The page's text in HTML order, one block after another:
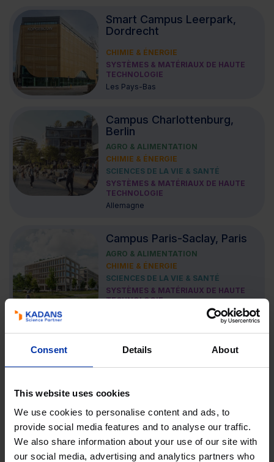
Consent Details About
This website uses cookies
We use cookies to personalise content and ads, to
provide social media features and to analyse our traffic.
We also share information about your use of our site with
our social media, advertising and analytics partners who
CHIMIE & ÉNERGIE
SYSTÈMES & MATÉRIAUX DE HAUTE
TECHNOLOGIE
Les Pays-Bas
Smart Campus Leerpark,
Dordrecht
AGRO & ALIMENTATION
CHIMIE & ÉNERGIE
SCIENCES DE LA VIE & SANTÉ
SYSTÈMES & MATÉRIAUX DE HAUTE
TECHNOLOGIE
Allemagne
Campus Charlottenburg,
Berlin
AGRO & ALIMENTATION
CHIMIE & ÉNERGIE
SCIENCES DE LA VIE & SANTÉ
SYSTÈMES & MATÉRIAUX DE HAUTE
TECHNOLOGIE
Campus Paris-Saclay, Paris
SCIENCES DE LA VIE & SANTÉ
SYSTÈMES & MATÉRIAUX DE HAUTE
Royaume-Uni / Irlande
Knowledge Quarter King’s
Cross, London